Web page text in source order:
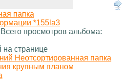
папка
*155la3
просмотров альбома:
на странице
Неотсортированная папка
крупным планом